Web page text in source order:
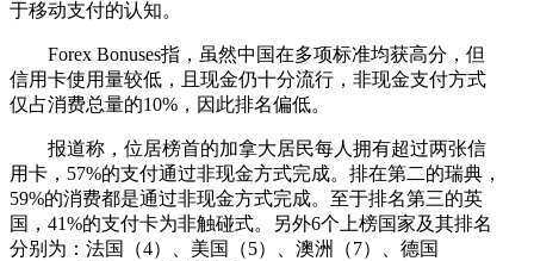
于移动支付的认知。
Forex Bonuses指，虽然中国在多项标准均获高分，但
信用卡使用量较低，且现金仍十分流行，非现金支付方式
仅占消费总量的10%，因此排名偏低。
报道称，位居榜首的加拿大居民每人拥有超过两张信
用卡，57%的支付通过非现金方式完成。排在第二的瑞典，
59%的消费都是通过非现金方式完成。至于排名第三的英
国，41%的支付卡为非触碰式。另外6个上榜国家及其排名
分别为：法国（4）、美国（5）、澳洲（7）、德国